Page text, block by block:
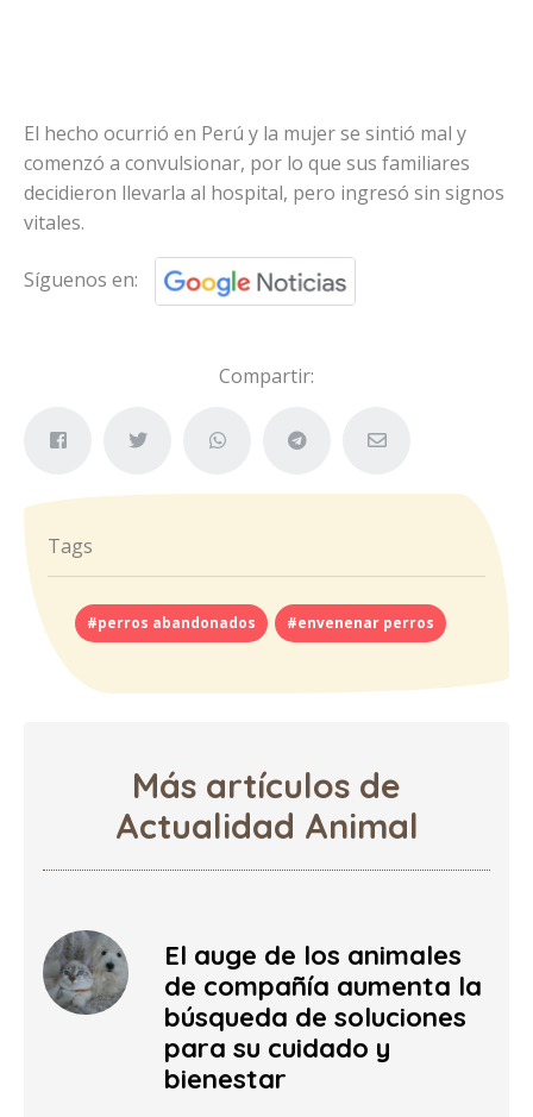
El hecho ocurrió en Perú y la mujer se sintió mal y
comenzó a convulsionar, por lo que sus familiares
decidieron llevarla al hospital, pero ingresó sin signos
vitales.
Síguenos en:
Compartir:
Tags
#perros abandonados #envenenar perros
Más artículos de
Actualidad Animal
El auge de los animales
de compañía aumenta la
búsqueda de soluciones
para su cuidado y
bienestar